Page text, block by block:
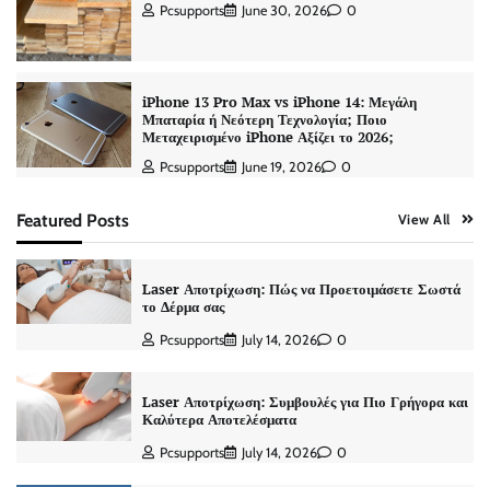
Pcsupports June 30, 2026 0
iPhone 13 Pro Max vs iPhone 14: Μεγάλη
Μπαταρία ή Νεότερη Τεχνολογία; Ποιο
Μεταχειρισμένο iPhone Αξίζει το 2026;
Pcsupports June 19, 2026 0
Featured Posts View All
Laser Αποτρίχωση: Πώς να Προετοιμάσετε Σωστά
το Δέρμα σας
Pcsupports July 14, 2026 0
Laser Αποτρίχωση: Συμβουλές για Πιο Γρήγορα και
Καλύτερα Αποτελέσματα
Pcsupports July 14, 2026 0